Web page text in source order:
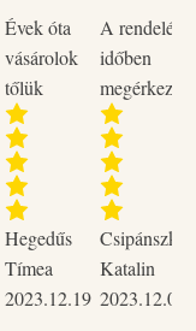
Évek óta
vásárolok
tőlük
Hegedűs
Tímea
2023.12.19
A
időben
megérkezett
Csipánszky
Katalin
2023.12.02